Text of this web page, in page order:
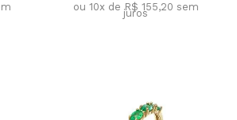
ou 10x de R$ 155,20 sem
juros